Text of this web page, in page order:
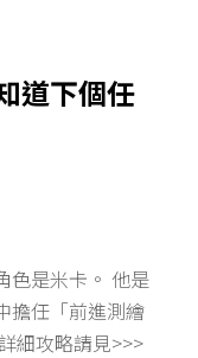
道下個任
色是米卡。 他是
擔任「前進測繪
細攻略請見>>>